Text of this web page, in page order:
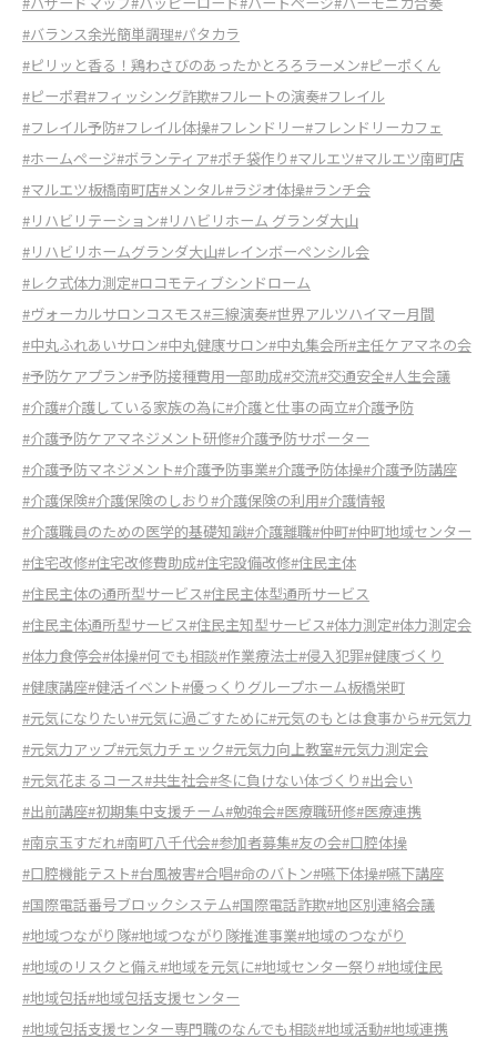
#バランス余光簡単調理#パタカラ
#ピリッと香る！鶏わさびのあったかとろろラーメン#ピーポくん
#ピーポ君#フィッシング詐欺#フルートの演奏#フレイル
#フレイル予防#フレイル体操#フレンドリー#フレンドリーカフェ
#ホームページ#ボランティア#ポチ袋作り#マルエツ#マルエツ南町店
#マルエツ板橋南町店#メンタル#ラジオ体操#ランチ会
#リハビリテーション#リハビリホーム グランダ大山
#リハビリホームグランダ大山#レインボーペンシル会
#レク式体力測定#ロコモティブシンドローム
#ヴォーカルサロンコスモス#三線演奏#世界アルツハイマー月間
#中丸ふれあいサロン#中丸健康サロン#中丸集会所#主任ケアマネの会
#予防ケアプラン#予防接種費用一部助成#交流#交通安全#人生会議
#介護#介護している家族の為に#介護と仕事の両立#介護予防
#介護予防ケアマネジメント研修#介護予防サポーター
#介護予防マネジメント#介護予防事業#介護予防体操#介護予防講座
#介護保険#介護保険のしおり#介護保険の利用#介護情報
#介護職員のための医学的基礎知識#介護離職#仲町#仲町地域センター
#住宅改修#住宅改修費助成#住宅設備改修#住民主体
#住民主体の通所型サービス#住民主体型通所サービス
#住民主体通所型サービス#住民主知型サービス#体力測定#体力測定会
#体力食停会#体操#何でも相談#作業療法士#侵入犯罪#健康づくり
#健康講座#健活イベント#優っくりグループホーム板橋栄町
#元気になりたい#元気に過ごすために#元気のもとは食事から#元気力
#元気力アップ#元気力チェック#元気力向上教室#元気力測定会
#元気花まるコース#共生社会#冬に負けない体づくり#出会い
#出前講座#初期集中支援チーム#勉強会#医療職研修#医療連携
#南京玉すだれ#南町八千代会#参加者募集#友の会#口腔体操
#口腔機能テスト#台風被害#合唱#命のバトン#嚥下体操#嚥下講座
#国際電話番号ブロックシステム#国際電話詐欺#地区別連絡会議
#地域つながり隊#地域つながり隊推進事業#地域のつながり
#地域のリスクと備え#地域を元気に#地域センター祭り#地域住民
#地域包括#地域包括支援センター
#地域包括支援センター専門職のなんでも相談#地域活動#地域連携